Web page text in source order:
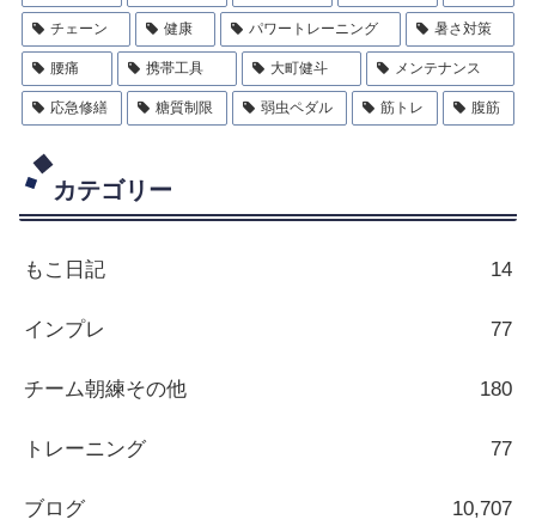
チェーン 健康 パワートレーニング 暑さ対策
腰痛 携帯工具 大町健斗 メンテナンス
応急修繕 糖質制限 弱虫ペダル 筋トレ 腹筋
カテゴリー
もこ日記 14
インプレ 77
チーム朝練その他 180
トレーニング 77
ブログ 10,707